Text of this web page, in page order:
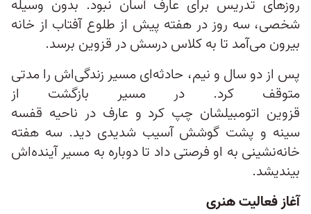
روزهای تدریس برای عارف آسان نبود. بدون وسیله‌
شخصی، سه روز در هفته پیش از طلوع آفتاب از خانه
بیرون می‌آمد تا به کلاس درسش در قزوین برسد.
پس از دو سال و نیم، حادثه‌ای مسیر زندگی‌اش را مدتی
متوقف کرد. در مسیر بازگشت از
قزوین اتومبیلشان چپ کرد و عارف در ناحیه قفسه‌
سینه و پشت گوشش آسیب شدیدی دید. سه هفته
خانه‌نشینی به او فرصتی داد تا دوباره به مسیر آینده‌اش
بیندیشد.
آغاز فعالیت هنری